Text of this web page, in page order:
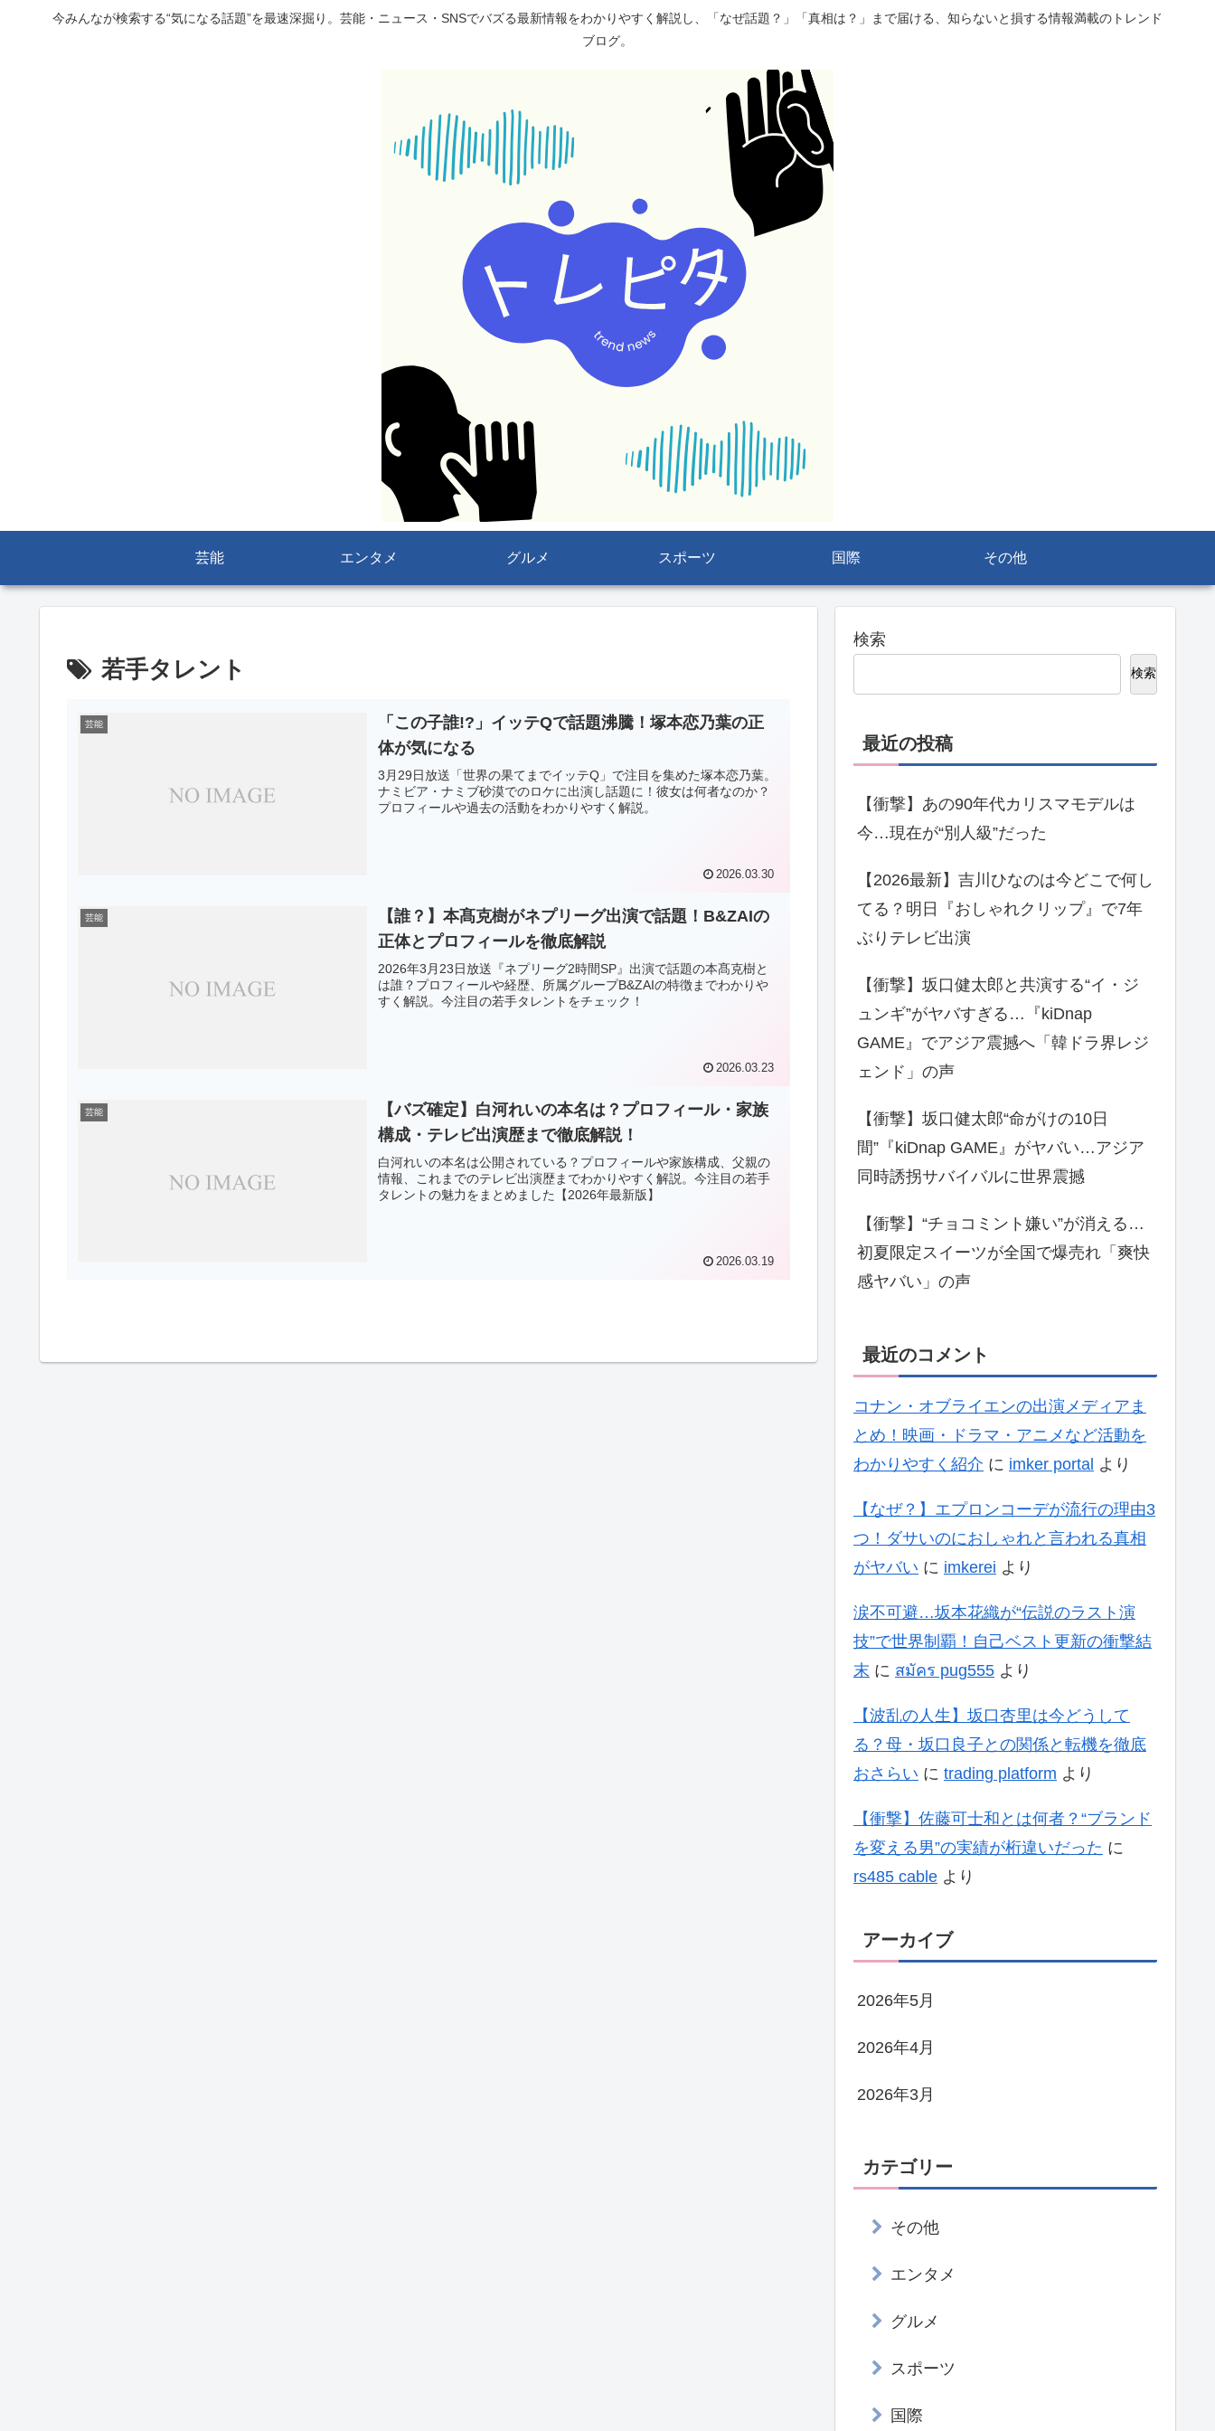
今みんなが検索する“気になる話題”を最速深掘り。芸能・ニュース・SNSでバズる最新情報をわかりやすく解説し、「なぜ話題？」「真相は？」まで届ける、知らないと損する情報満載のトレンド
ブログ。
芸能 エンタメ グルメ スポーツ 国際 その他
若手タレント
芸能
「この子誰!?」イッテQで話題沸騰！塚本恋乃葉の正
体が気になる
3月29日放送「世界の果てまでイッテQ」で注目を集めた塚本恋乃葉。
ナミビア・ナミブ砂漠でのロケに出演し話題に！彼女は何者なのか？
プロフィールや過去の活動をわかりやすく解説。
2026.03.30
芸能
【誰？】本髙克樹がネプリーグ出演で話題！B&ZAIの
正体とプロフィールを徹底解説
2026年3月23日放送『ネプリーグ2時間SP』出演で話題の本髙克樹と
は誰？プロフィールや経歴、所属グループB&ZAIの特徴までわかりや
すく解説。今注目の若手タレントをチェック！
2026.03.23
芸能
【バズ確定】白河れいの本名は？プロフィール・家族
構成・テレビ出演歴まで徹底解説！
白河れいの本名は公開されている？プロフィールや家族構成、父親の
情報、これまでのテレビ出演歴までわかりやすく解説。今注目の若手
タレントの魅力をまとめました【2026年最新版】
2026.03.19
検索
検索
最近の投稿
【衝撃】あの90年代カリスマモデルは
今…現在が“別人級”だった
【2026最新】吉川ひなのは今どこで何し
てる？明日『おしゃれクリップ』で7年
ぶりテレビ出演
【衝撃】坂口健太郎と共演する“イ・ジ
ュンギ”がヤバすぎる…『kiDnap
GAME』でアジア震撼へ「韓ドラ界レジ
ェンド」の声
【衝撃】坂口健太郎“命がけの10日
間”『kiDnap GAME』がヤバい…アジア
同時誘拐サバイバルに世界震撼
【衝撃】“チョコミント嫌い”が消える…
初夏限定スイーツが全国で爆売れ「爽快
感ヤバい」の声
最近のコメント
コナン・オブライエンの出演メディアま
とめ！映画・ドラマ・アニメなど活動を
わかりやすく紹介 に imker portal より
【なぜ？】エプロンコーデが流行の理由3
つ！ダサいのにおしゃれと言われる真相
がヤバい に imkerei より
涙不可避…坂本花織が“伝説のラスト演
技”で世界制覇！自己ベスト更新の衝撃結
末 に สมัคร pug555 より
【波乱の人生】坂口杏里は今どうして
る？母・坂口良子との関係と転機を徹底
おさらい に trading platform より
【衝撃】佐藤可士和とは何者？“ブランド
を変える男”の実績が桁違いだった に
rs485 cable より
アーカイブ
2026年5月
2026年4月
2026年3月
カテゴリー
その他
エンタメ
グルメ
スポーツ
国際